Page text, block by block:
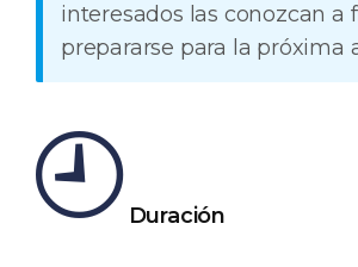
interesados las conozcan a
prepararse para la próxima
Duración